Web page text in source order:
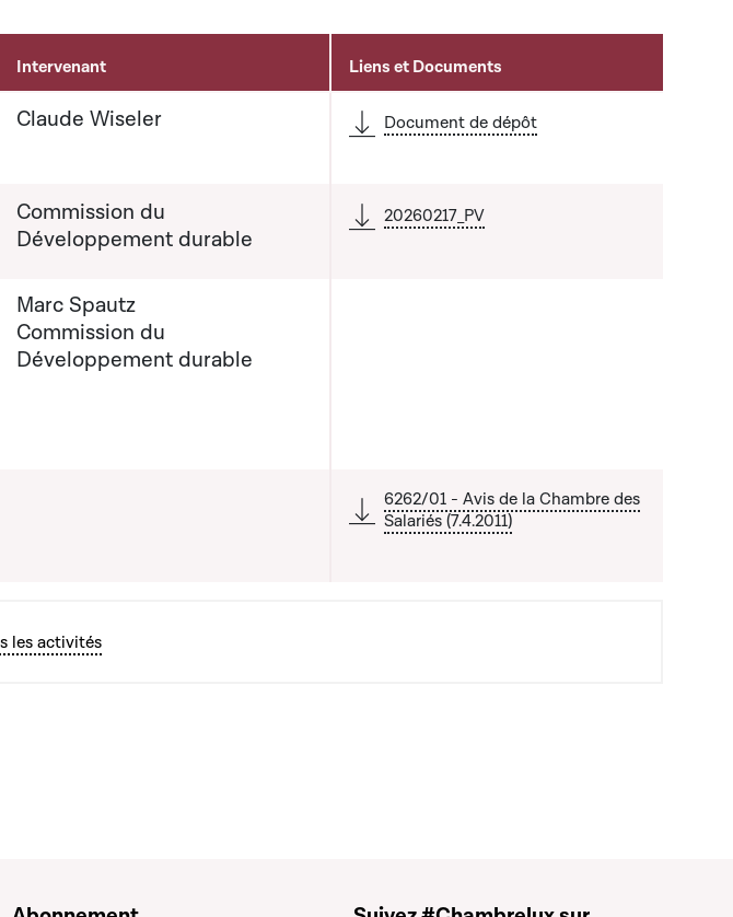
Intervenant Liens et Documents
Claude Wiseler Document de dépôt
Commission du
Développement durable
20260217_PV
Marc Spautz
Commission du
Développement durable
6262/01 - Avis de la Chambre des
Salariés (7.4.2011)
les activités